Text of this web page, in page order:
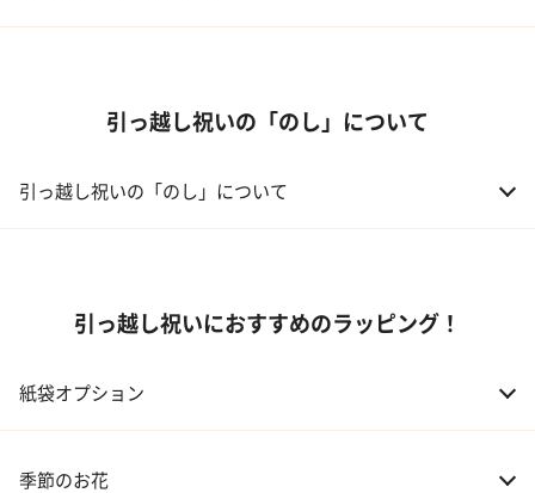
引っ越し祝いの「のし」について
引っ越し祝いの「のし」について
引っ越し祝いにおすすめのラッピング！
紙袋オプション
季節のお花